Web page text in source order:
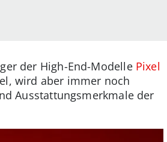
der High-End-Modelle Pixel
wird aber immer noch
Ausstattungsmerkmale der